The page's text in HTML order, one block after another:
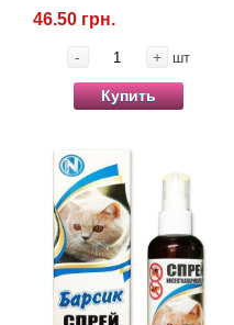
46.50 грн.
- + шт
Купить